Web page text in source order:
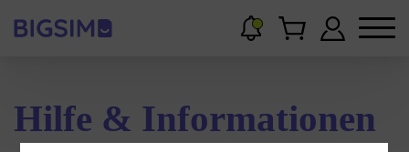
Hilfe & Informationen